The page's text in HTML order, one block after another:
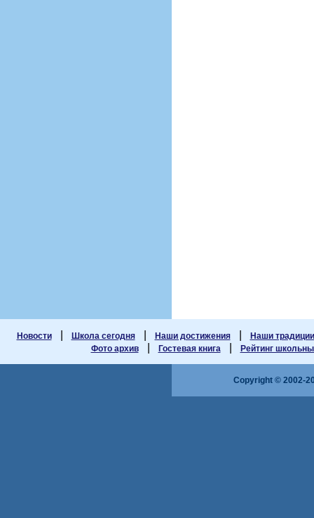
Новости| Школа сегодня| Наши достижения|
Наши традиции
Фото архив| Гостевая книга Рейтинг
Copyright © 2002-